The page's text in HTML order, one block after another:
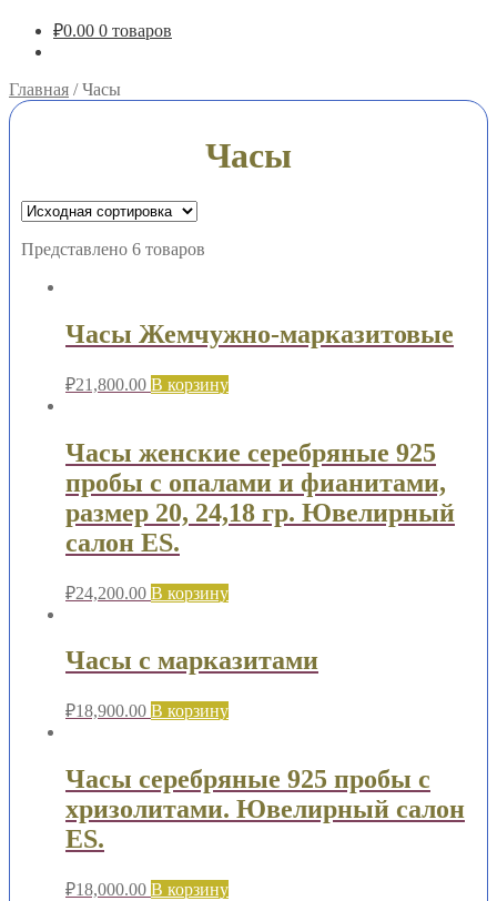
₽0.00 0 товаров
Главная /Часы
Часы
Представлено 6 товаров
Часы Жемчужно-марказитовые
₽21,800.00 В корзину
Часы женские серебряные 925
пробы с опалами и фианитами,
размер 20, 24,18 гр. Ювелирный
салон ES.
₽24,200.00 В корзину
Часы с марказитами
₽18,900.00 В корзину
Часы серебряные 925 пробы с
хризолитами. Ювелирный салон
ES.
₽18,000.00 В корзину